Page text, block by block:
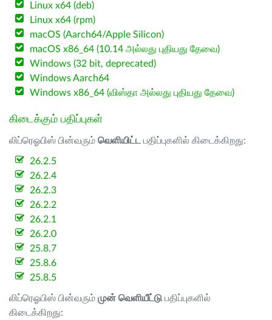
Linux x64 (deb)
Linux x64 (rpm)
macOS (Aarch64/Apple Silicon)
macOS x86_64 (10.14 அல்லது புதியது தேவை)
Windows (32 bit, deprecated)
Windows Aarch64
Windows x86_64 (விஸ்தா அல்லது புதியது தேவை)
கிடைக்கும் பதிப்புகள்
லிப்ரெஓபிஸ் பின்வரும் வெளியிட்ட பதிப்புகளில் கிடைக்கிறது:
26.2.5
26.2.4
26.2.3
26.2.2
26.2.1
26.2.0
25.8.7
25.8.6
25.8.5
லிப்ரெஓபிஸ் பின்வரும் முன் வெளியீட்டு பதிப்புகளில்
கிடைக்கிறது: